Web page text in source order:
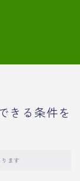
きる条件を
ます